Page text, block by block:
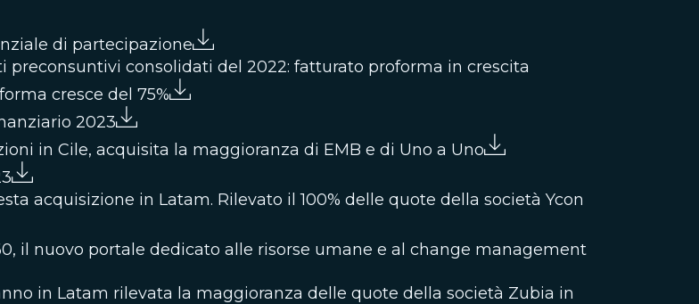
di partecipazione
preconsuntivi consolidati del 2022: fatturato proforma in crescita
cresce del 75%
2023
in Cile, acquisita la maggioranza di EMB e di Uno a Uno
acquisizione in Latam. Rilevato il 100% delle quote della società Ycon
il nuovo portale dedicato alle risorse umane e al change management
in Latam rilevata la maggioranza delle quote della società Zubia in